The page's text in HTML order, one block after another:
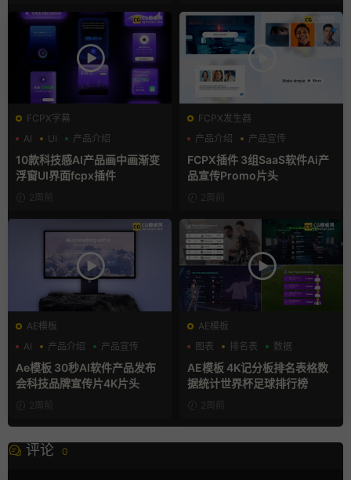
FCPX字幕
AI
UI 产品介绍
10款科技感AI产品画中画渐变
浮窗UI界面fcpx插件
2周前
FCPX发生器
产品介绍
产品宣传
产品展示
FCPX插件 3组SaaS软件Ai产
品宣传Promo片头
2周前
AE模板
AI
产品介绍 产品宣传
Ae模板 30秒AI软件产品发布
会科技品牌宣传片4K片头
2周前
AE模板
图表
排名表 数据
AE模板 4K记分板排名表格数
据统计世界杯足球排行榜
2周前
评论 0